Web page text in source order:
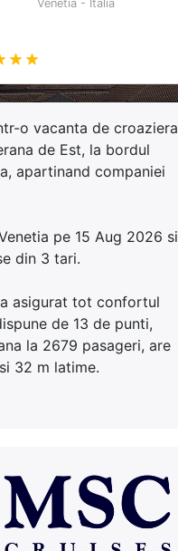
Venetia - Italia
o vacanta de croaziera
de Est, la bordul
apartinand companiei
pe 15 Aug 2026 si
din 3 tari.
asigurat tot confortul
de 13 de punti,
la 2679 pasageri, are
32 m latime.